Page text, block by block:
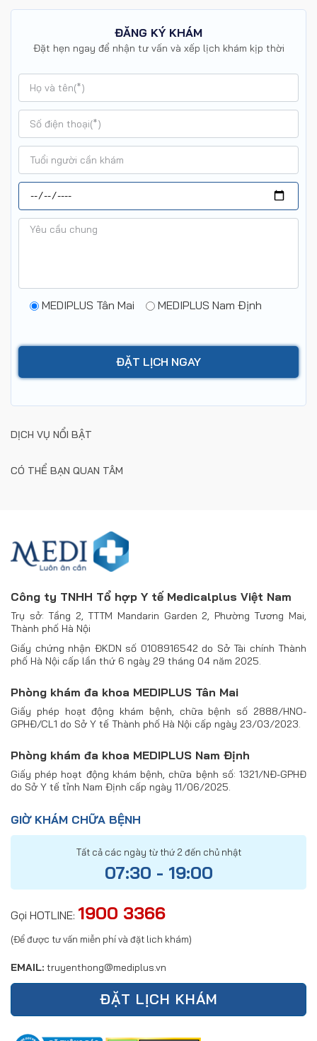
ĐĂNG KÝ KHÁM
Đặt hẹn ngay để nhận tư vấn và xếp lịch khám kịp thời
MEDIPLUS Tân Mai MEDIPLUS Nam Định
DỊCH VỤ NỔI BẬT
CÓ THỂ BẠN QUAN TÂM
Công ty TNHH Tổ hợp Y tế Medicalplus Việt Nam
Trụ sở: Tầng 2, TTTM Mandarin Garden 2, Phường Tương Mai,
Thành phố Hà Nội
Giấy chứng nhận ĐKDN số 0108916542 do Sở Tài chính Thành
phố Hà Nội cấp lần thứ 6 ngày 29 tháng 04 năm 2025.
Phòng khám đa khoa MEDIPLUS Tân Mai
Giấy phép hoạt động khám bệnh, chữa bệnh số 2888/HNO-
GPHĐ/CL1 do Sở Y tế Thành phố Hà Nội cấp ngày 23/03/2023.
Phòng khám đa khoa MEDIPLUS Nam Định
Giấy phép hoạt động khám bệnh, chữa bệnh số: 1321/NĐ-GPHĐ
do Sở Y tế tỉnh Nam Định cấp ngày 11/06/2025.
GIỜ KHÁM CHỮA BỆNH
Tất cả các ngày từ thứ 2 đến chủ nhật
07:30 - 19:00
Gọi HOTLINE: 1900 3366
(Để được tư vấn miễn phí và đặt lich khám)
EMAIL: truyenthong@mediplus.vn
ĐẶT LỊCH KHÁM